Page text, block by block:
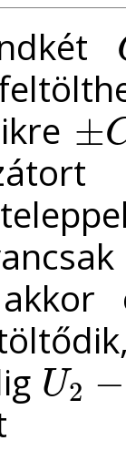
±
±CU1
U2 −
U2−U